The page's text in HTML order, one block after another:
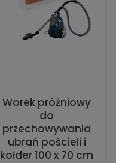
Worek próżniowy
do
przechowywania
ubrań pościeli i
kołder 100 x 70 cm